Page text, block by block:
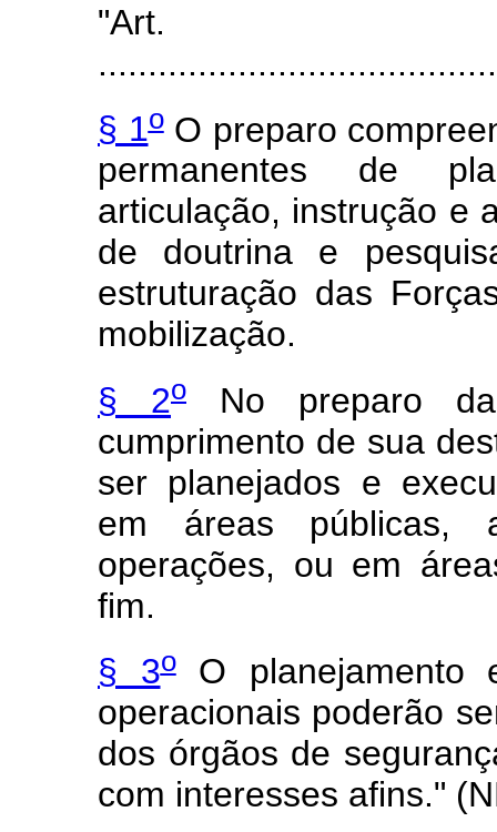
§ 1oO preparo
permanentes de
articulação, instrução e
de doutrina e
estruturação das
mobilização.
§ 2o No preparo
cumprimento de sua
ser planejados e
em áreas públicas,
operações, ou em
fim.
§ 3oO planejamento
operacionais poderão
dos órgãos de
com interesses afins."